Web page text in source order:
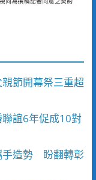
節開幕祭三重超
誼6年促成10對
手造勢 盼翻轉彰